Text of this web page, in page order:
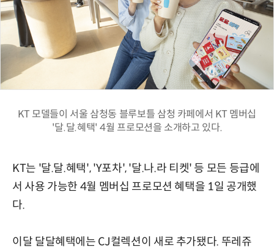
KT 모델들이 서울 삼청동 블루보틀 삼청 카페에서 KT 멤버십
'달.달.혜택' 4월 프로모션을 소개하고 있다.
KT는 '달.달.혜택', 'Y포차', '달.나.라 티켓' 등 모든 등급에
서 사용 가능한 4월 멤버십 프로모션 혜택을 1일 공개했
다.
이달 달달혜택에는 CJ컬렉션이 새로 추가됐다. 뚜레쥬